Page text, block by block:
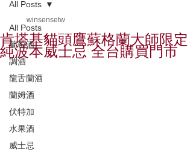
All Posts
葡萄酒
調酒
龍舌蘭酒
蘭姆酒
伏特加
水果酒
威士忌
All Posts
肯塔基貓頭鷹蘇格蘭大師限定
純波本威士忌 全台購買門市
winsensetw